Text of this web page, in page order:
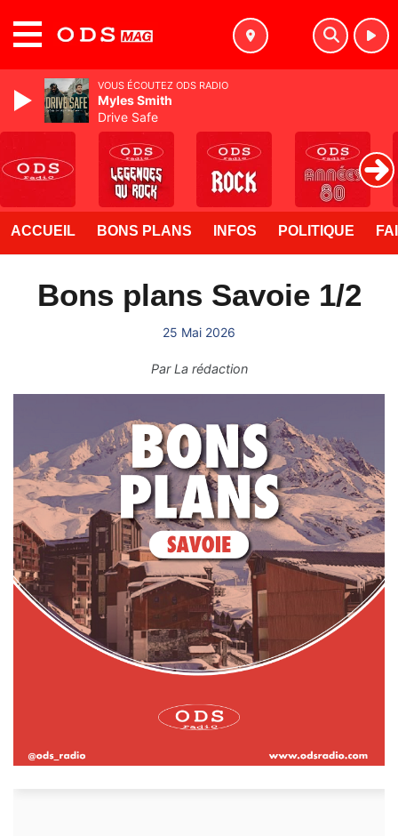
ACCUEIL BONS PLANS INFOS POLITIQUE
Bons plans Savoie 1/2
25 Mai 2026
ParLa rédaction
VOUS ÉCOUTEZ ODS RADIO
Myles Smith
Drive Safe